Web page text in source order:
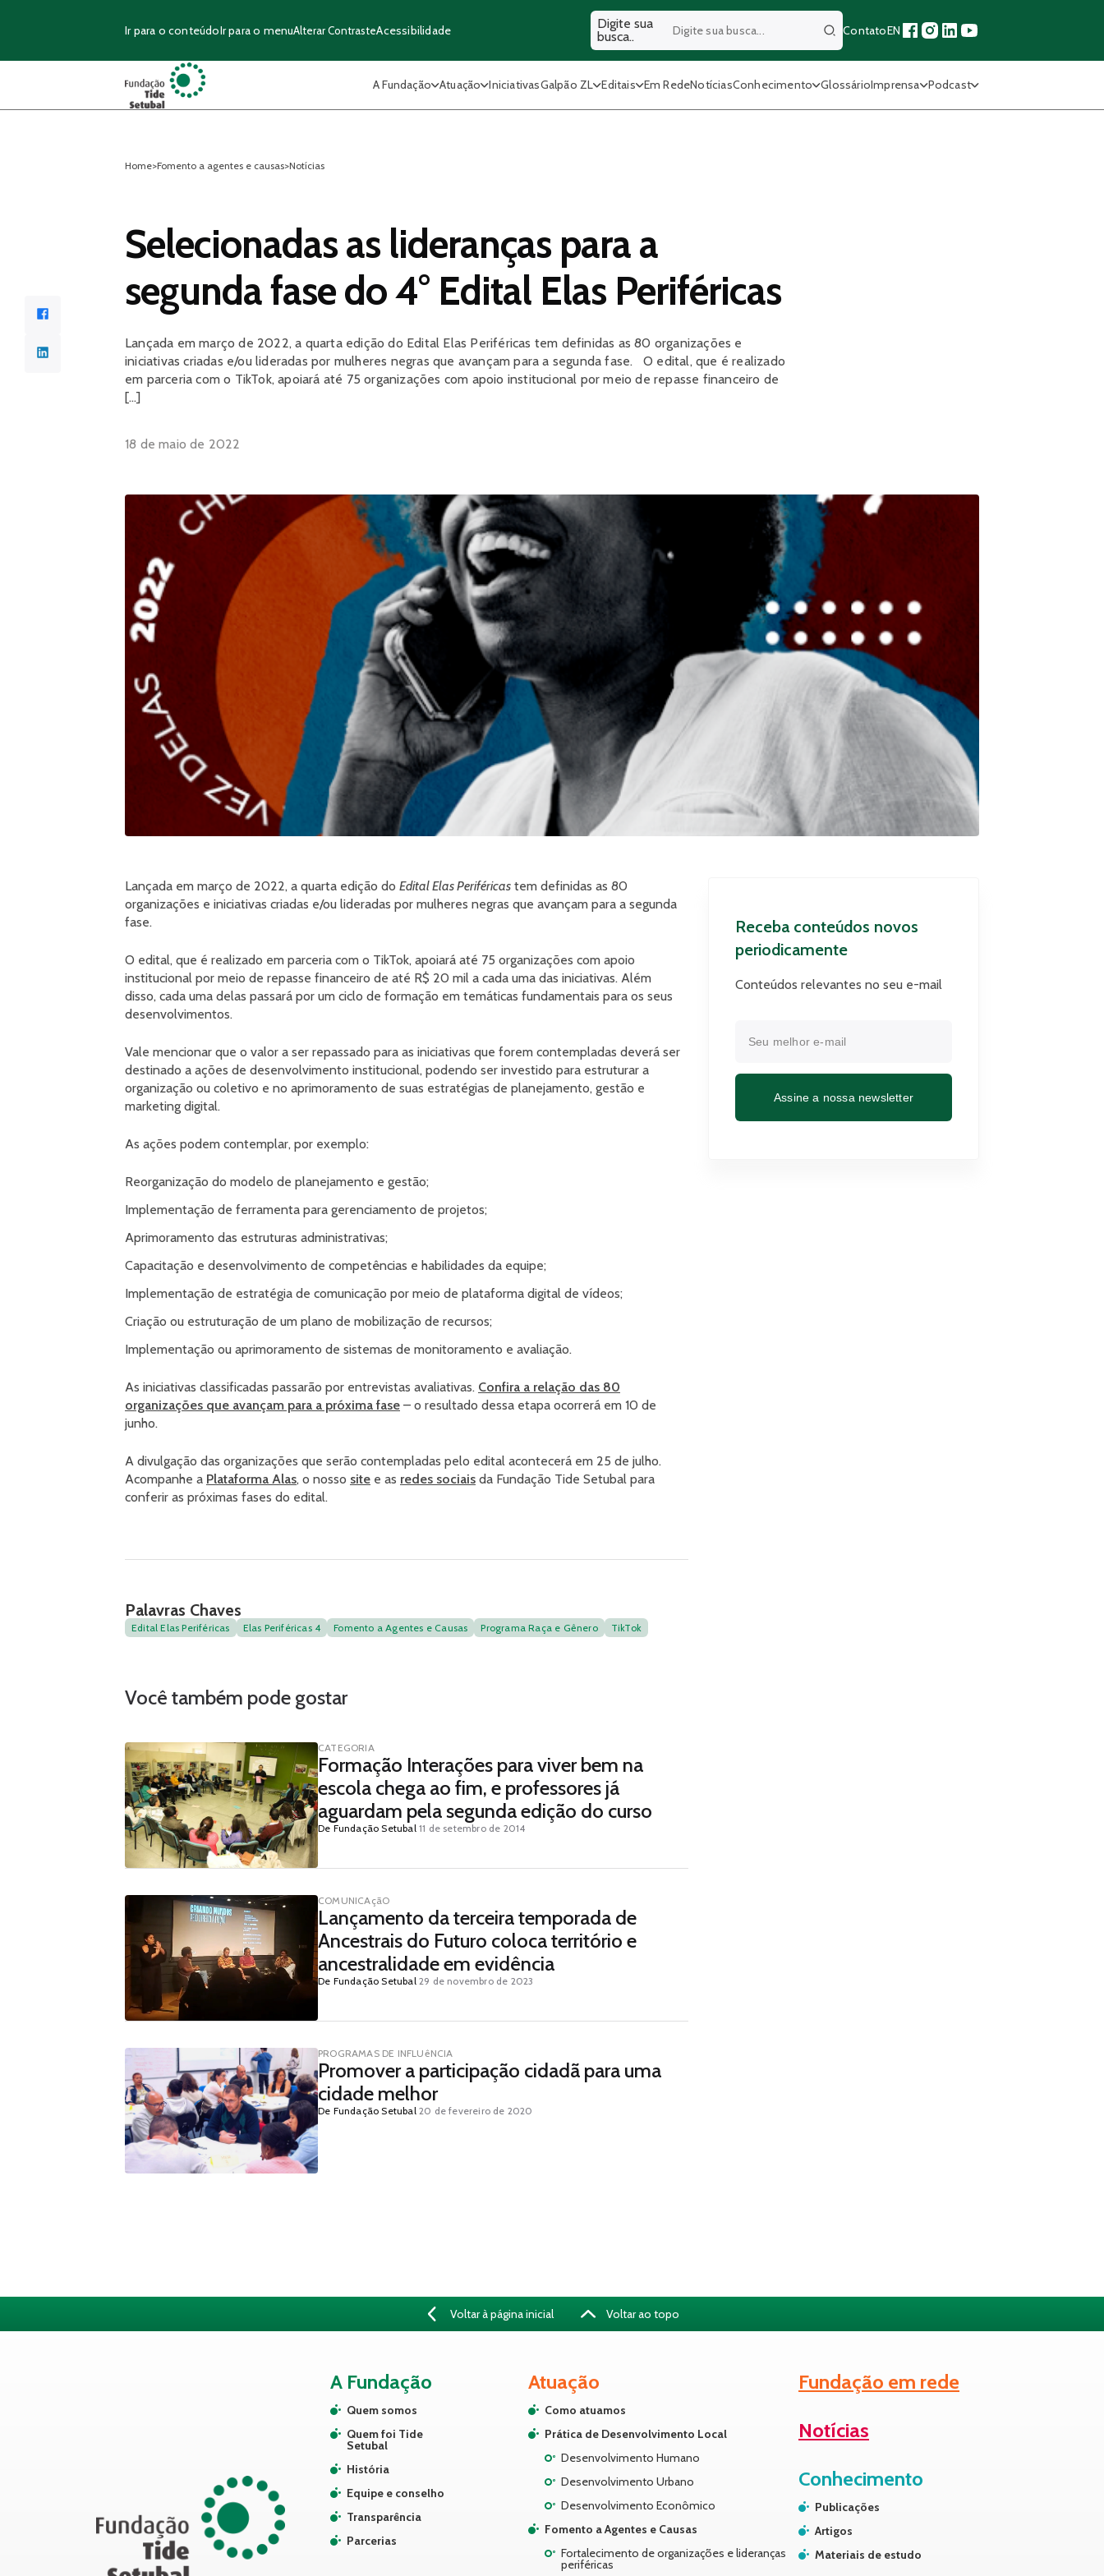
Ir para o conteúdoIr para o menuAlterar ContrasteAcessibilidade
Digite sua
busca..
BuscarContatoEN
A Fundação Atuação IniciativasGalpão ZL Editais Em RedeNotíciasConhecimento GlossárioImprensa Podcast
Home>Fomento a agentes e causas>Notícias
Selecionadas as lideranças para a
segunda fase do 4° Edital Elas Periféricas
Lançada em março de 2022, a quarta edição do Edital Elas Periféricas tem definidas as 80 organizações e
iniciativas criadas e/ou lideradas por mulheres negras que avançam para a segunda fase. O edital, que é realizado
em parceria com o TikTok, apoiará até 75 organizações com apoio institucional por meio de repasse financeiro de
[…]
18 de maio de 2022
Lançada em março de 2022, a quarta edição do Edital Elas Periféricas tem definidas as 80
organizações e iniciativas criadas e/ou lideradas por mulheres negras que avançam para a segunda
fase.
O edital, que é realizado em parceria com o TikTok, apoiará até 75 organizações com apoio
institucional por meio de repasse financeiro de até R$ 20 mil a cada uma das iniciativas. Além
disso, cada uma delas passará por um ciclo de formação em temáticas fundamentais para os seus
desenvolvimentos.
Vale mencionar que o valor a ser repassado para as iniciativas que forem contempladas deverá ser
destinado a ações de desenvolvimento institucional, podendo ser investido para estruturar a
organização ou coletivo e no aprimoramento de suas estratégias de planejamento, gestão e
marketing digital.
As ações podem contemplar, por exemplo:
Reorganização do modelo de planejamento e gestão;
Implementação de ferramenta para gerenciamento de projetos;
Aprimoramento das estruturas administrativas;
Capacitação e desenvolvimento de competências e habilidades da equipe;
Implementação de estratégia de comunicação por meio de plataforma digital de vídeos;
Criação ou estruturação de um plano de mobilização de recursos;
Implementação ou aprimoramento de sistemas de monitoramento e avaliação.
As iniciativas classificadas passarão por entrevistas avaliativas. Confira a relação das 80
organizações que avançam para a próxima fase – o resultado dessa etapa ocorrerá em 10 de
junho.
A divulgação das organizações que serão contempladas pelo edital acontecerá em 25 de julho.
Acompanhe a Plataforma Alas, o nosso site e as redes sociais da Fundação Tide Setubal para
conferir as próximas fases do edital.
Receba conteúdos novos
periodicamente
Conteúdos relevantes no seu e-mail
Assine a nossa newsletter
Palavras Chaves
Edital Elas Periféricas Elas Periféricas 4 Fomento a Agentes e Causas Programa Raça e Gênero TikTok
Você também pode gostar
CATEGORIA
Formação Interações para viver bem na
escola chega ao fim, e professores já
aguardam pela segunda edição do curso
De Fundação Setubal11 de setembro de 2014
COMUNICAçãO
Lançamento da terceira temporada de
Ancestrais do Futuro coloca território e
ancestralidade em evidência
De Fundação Setubal29 de novembro de 2023
PROGRAMAS DE INFLUêNCIA
Promover a participação cidadã para uma
cidade melhor
De Fundação Setubal20 de fevereiro de 2020
Voltar à página inicial Voltar ao topo
A Fundação
Quem somos
Quem foi Tide
Setubal
História
Equipe e conselho
Transparência
Parcerias
Atuação
Como atuamos
Prática de Desenvolvimento Local
Desenvolvimento Humano
Desenvolvimento Urbano
Desenvolvimento Econômico
Fomento a Agentes e Causas
Fortalecimento de organizações e lideranças
periféricas
Fundação em rede
Notícias
Conhecimento
Publicações
Artigos
Materiais de estudo